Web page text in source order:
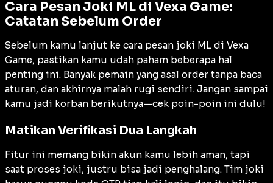
Cara Pesan Joki ML di Vexa Game:
Catatan Sebelum Order
Sebelum kamu lanjut ke cara pesan joki ML di Vexa
Game, pastikan kamu udah paham beberapa hal
penting ini. Banyak pemain yang asal order tanpa baca
aturan, dan akhirnya malah rugi sendiri. Jangan sampai
kamu jadi korban berikutnya—cek poin-poin ini dulu!
Matikan Verifikasi Dua Langkah
Fitur ini memang bikin akun kamu lebih aman, tapi
saat proses joki, justru bisa jadi penghalang. Tim joki